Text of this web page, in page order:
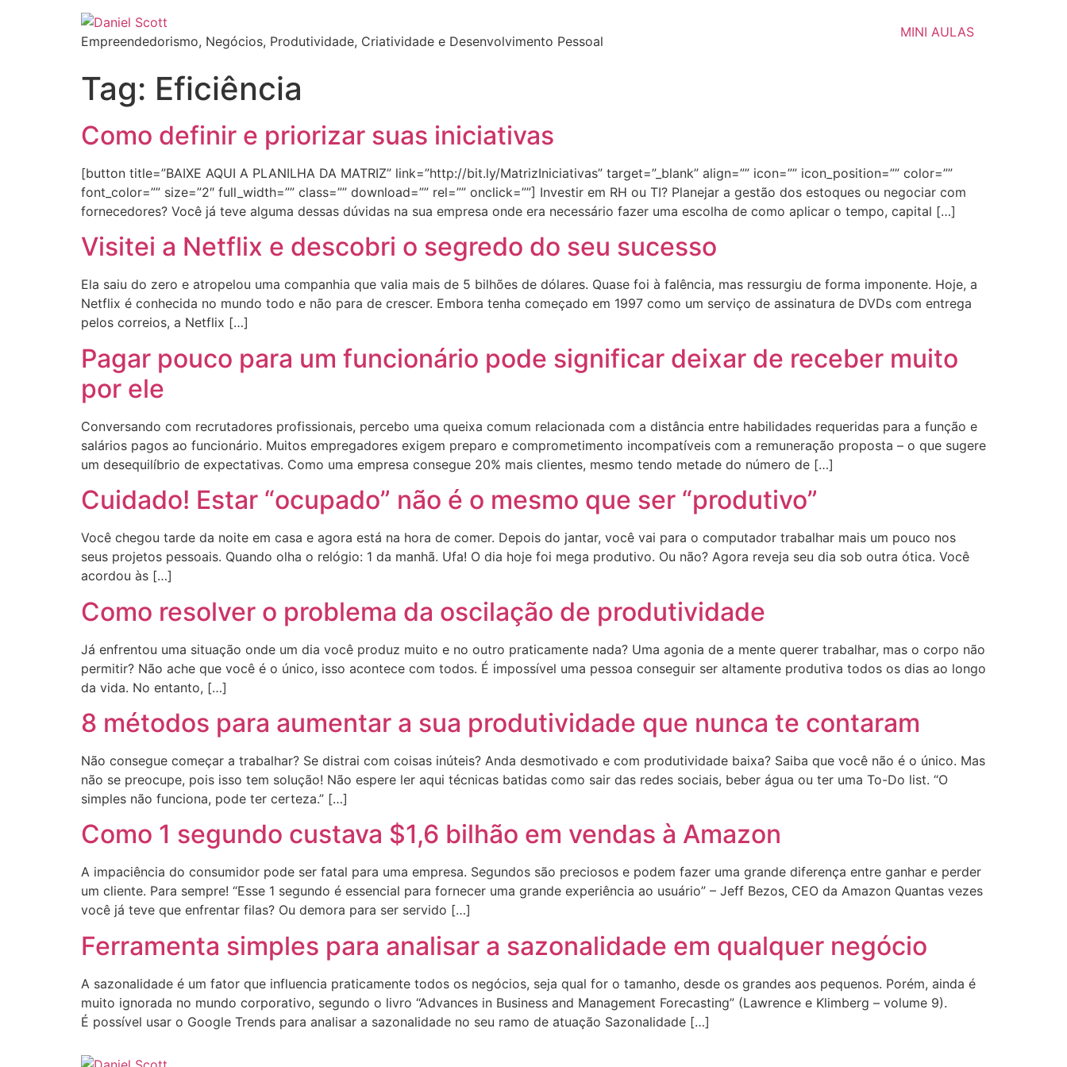
Empreendedorismo, Negócios, Produtividade, Criatividade e Desenvolvimento Pessoal
MINI AULAS
Tag: Eficiência
Como definir e priorizar suas iniciativas
[button title=”BAIXE AQUI A PLANILHA DA MATRIZ” link=”http://bit.ly/MatrizIniciativas” target=”_blank” align=”” icon=”” icon_position=”” color=””
font_color=”” size=”2″ full_width=”” class=”” download=”” rel=”” onclick=””] Investir em RH ou TI? Planejar a gestão dos estoques ou negociar com
fornecedores? Você já teve alguma dessas dúvidas na sua empresa onde era necessário fazer uma escolha de como aplicar o tempo, capital […]
Visitei a Netflix e descobri o segredo do seu sucesso
Ela saiu do zero e atropelou uma companhia que valia mais de 5 bilhões de dólares. Quase foi à falência, mas ressurgiu de forma imponente. Hoje, a
Netflix é conhecida no mundo todo e não para de crescer. Embora tenha começado em 1997 como um serviço de assinatura de DVDs com entrega
pelos correios, a Netflix […]
Pagar pouco para um funcionário pode significar deixar de receber muito
por ele
Conversando com recrutadores profissionais, percebo uma queixa comum relacionada com a distância entre habilidades requeridas para a função e
salários pagos ao funcionário. Muitos empregadores exigem preparo e comprometimento incompatíveis com a remuneração proposta – o que sugere
um desequilíbrio de expectativas. Como uma empresa consegue 20% mais clientes, mesmo tendo metade do número de […]
Cuidado! Estar “ocupado” não é o mesmo que ser “produtivo”
Você chegou tarde da noite em casa e agora está na hora de comer. Depois do jantar, você vai para o computador trabalhar mais um pouco nos
seus projetos pessoais. Quando olha o relógio: 1 da manhã. Ufa! O dia hoje foi mega produtivo. Ou não? Agora reveja seu dia sob outra ótica. Você
acordou às […]
Como resolver o problema da oscilação de produtividade
Já enfrentou uma situação onde um dia você produz muito e no outro praticamente nada? Uma agonia de a mente querer trabalhar, mas o corpo não
permitir? Não ache que você é o único, isso acontece com todos. É impossível uma pessoa conseguir ser altamente produtiva todos os dias ao longo
da vida. No entanto, […]
8 métodos para aumentar a sua produtividade que nunca te contaram
Não consegue começar a trabalhar? Se distrai com coisas inúteis? Anda desmotivado e com produtividade baixa? Saiba que você não é o único. Mas
não se preocupe, pois isso tem solução! Não espere ler aqui técnicas batidas como sair das redes sociais, beber água ou ter uma To-Do list. “O
simples não funciona, pode ter certeza.” […]
Como 1 segundo custava $1,6 bilhão em vendas à Amazon
A impaciência do consumidor pode ser fatal para uma empresa. Segundos são preciosos e podem fazer uma grande diferença entre ganhar e perder
um cliente. Para sempre! “Esse 1 segundo é essencial para fornecer uma grande experiência ao usuário” – Jeff Bezos, CEO da Amazon Quantas vezes
você já teve que enfrentar filas? Ou demora para ser servido […]
Ferramenta simples para analisar a sazonalidade em qualquer negócio
A sazonalidade é um fator que influencia praticamente todos os negócios, seja qual for o tamanho, desde os grandes aos pequenos. Porém, ainda é
muito ignorada no mundo corporativo, segundo o livro “Advances in Business and Management Forecasting” (Lawrence e Klimberg – volume 9).
É possível usar o Google Trends para analisar a sazonalidade no seu ramo de atuação Sazonalidade […]